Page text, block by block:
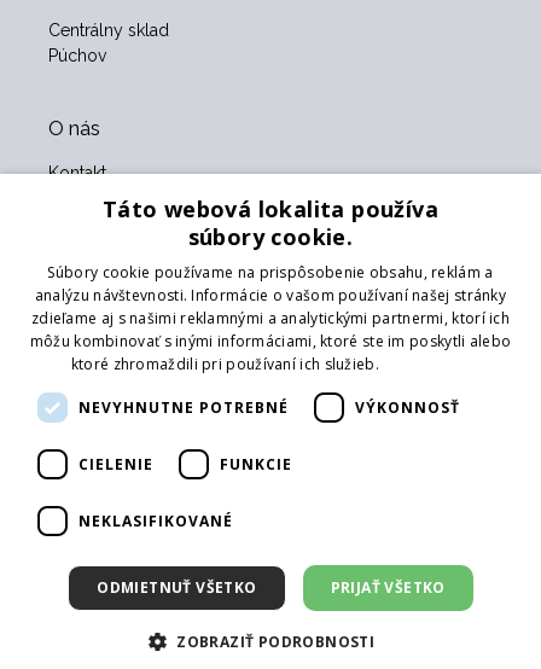
Centrálny sklad
Púchov
O nás
Kontakt
Obchodné podmienky
Naši partneri
Formulár na vrátenie tovaru
Vrátenie tovaru
Doprava
Sledujte nás
Prihlásiť mailing
Táto webová lokalita používa
súbory cookie.
Súbory cookie používame na prispôsobenie obsahu, reklám a
analýzu návštevnosti. Informácie o vašom používaní našej stránky
zdieľame aj s našimi reklamnými a analytickými partnermi, ktorí ich
môžu kombinovať s inými informáciami, ktoré ste im poskytli alebo
ktoré zhromaždili pri používaní ich služieb.
NEVYHNUTNE POTREBNÉ VÝKONNOSŤ
CIELENIE FUNKCIE
NEKLASIFIKOVANÉ
PRIJAŤ VŠETKO
ODMIETNUŤ VŠETKO
ZOBRAZIŤ PODROBNOSTI